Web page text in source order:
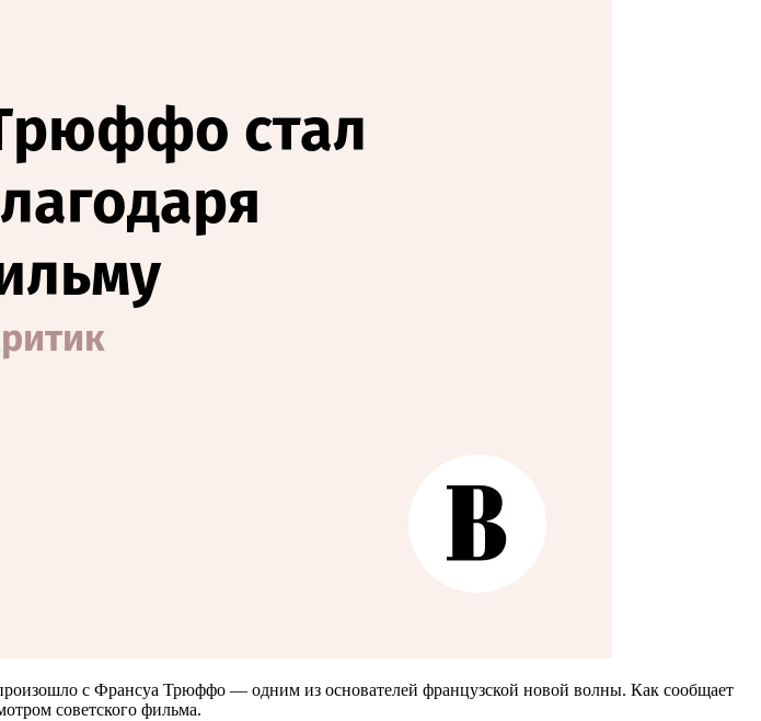
с Франсуа Трюффо — одним из основателей французской новой волны. Как сообщает
советского фильма.